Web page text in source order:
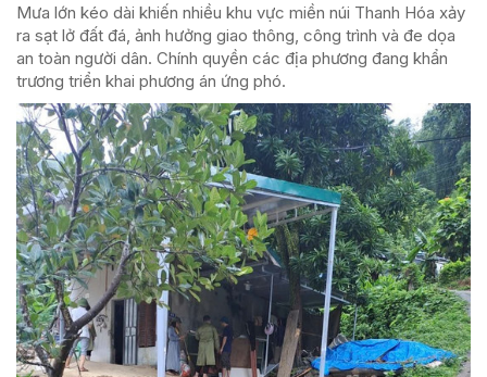
Mưa lớn kéo dài khiến nhiều khu vực miền núi Thanh Hóa xảy
ra sạt lở đất đá, ảnh hưởng giao thông, công trình và đe dọa
an toàn người dân. Chính quyền các địa phương đang khẩn
trương triển khai phương án ứng phó.